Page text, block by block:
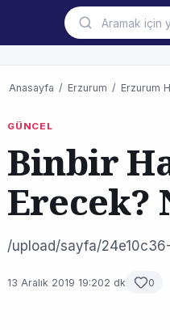
Anasayfa / Erzurum / Erzurum
GÜNCEL
Binbir
Erecek?
/upload/sayfa/
13 Aralık 2019 19:202 dk 0